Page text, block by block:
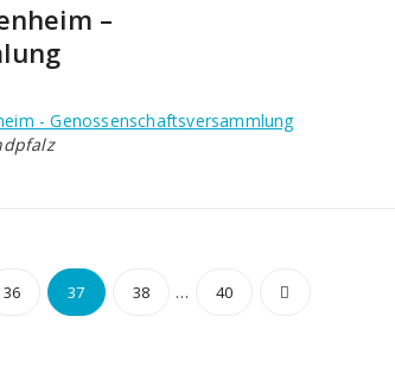
–
- Genossenschaftsversammlung
36 37 38 … 40